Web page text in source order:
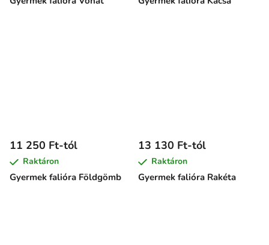
Gyermek falióra Földgömb
11 250 Ft-tól
Raktáron
Gyermek falióra Rakéta
13 130 Ft-tól
Raktáron